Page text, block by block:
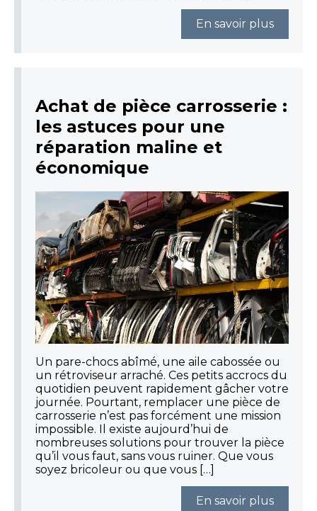
En savoir plus
Achat de pièce carrosserie :
les astuces pour une
réparation maline et
économique
Un pare-chocs abîmé, une aile cabossée ou
un rétroviseur arraché. Ces petits accrocs du
quotidien peuvent rapidement gâcher votre
journée. Pourtant, remplacer une pièce de
carrosserie n’est pas forcément une mission
impossible. Il existe aujourd’hui de
nombreuses solutions pour trouver la pièce
qu’il vous faut, sans vous ruiner. Que vous
soyez bricoleur ou que vous […]
En savoir plus